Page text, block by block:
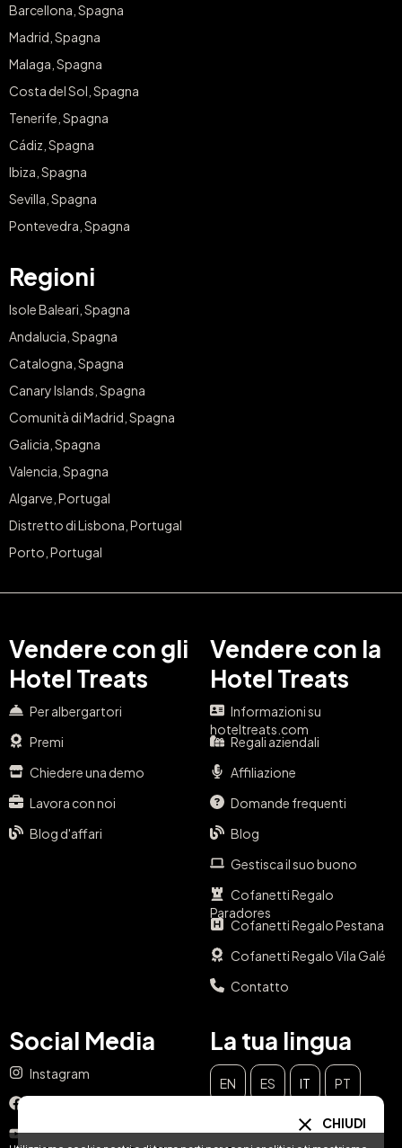
Barcellona, Spagna
Madrid, Spagna
Malaga, Spagna
Costa del Sol, Spagna
Tenerife, Spagna
Cádiz, Spagna
Ibiza, Spagna
Sevilla, Spagna
Pontevedra, Spagna
Regioni
Isole Baleari, Spagna
Andalucia, Spagna
Catalogna, Spagna
Canary Islands, Spagna
Comunità di Madrid, Spagna
Galicia, Spagna
Valencia, Spagna
Algarve, Portugal
Distretto di Lisbona, Portugal
Porto, Portugal
Vendere con gli
Hotel Treats
Per albergartori
Premi
Chiedere una demo
Lavora con noi
Blog d'affari
Vendere con la
Hotel Treats
Informazioni su
hoteltreats.com
Regali aziendali
Affiliazione
Domande frequenti
Blog
Gestisca il suo buono
Cofanetti Regalo
Paradores
Cofanetti Regalo Pestana
Cofanetti Regalo Vila Galé
Contatto
Social Media
Instagram
YouTube
La tua lingua
EN ES IT PT
NL CHIUDI